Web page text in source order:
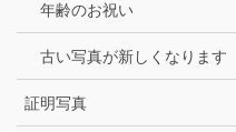
年齢のお祝い
古い写真が新しくなります
証明写真